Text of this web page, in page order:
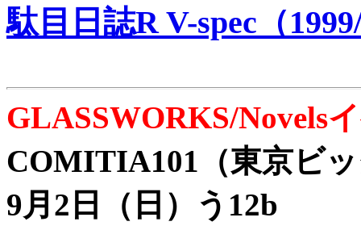
駄目日誌R V-spec（
GLASSWORKS/Novels
COMITIA101（東京ビ
9月2日（日）う12b